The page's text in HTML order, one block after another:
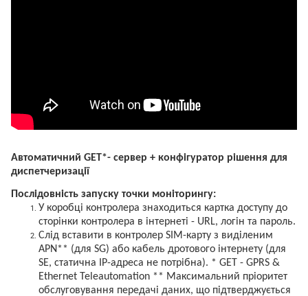
Автоматичний GET*- сервер + конфігуратор рішення для
диспетчеризації
Послідовність запуску точки моніторингу:
У коробці контролера знаходиться картка доступу до
сторінки контролера в інтернеті - URL, логін та пароль.
Слід вставити в контролер SIM-карту з виділеним
APN** (для SG) або кабель дротового інтернету (для
SE, статична IP-адреса не потрібна). * GET - GPRS &
Ethernet Teleautomation ** Максимальний пріоритет
обслуговування передачі даних, що підтверджується